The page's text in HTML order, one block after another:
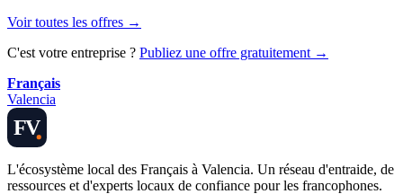
Voir toutes les offres →
C'est votre entreprise ? Publiez une offre gratuitement →
Français
Valencia
FV
L'écosystème local des Français à Valencia. Un réseau d'entraide, de
ressources et d'experts locaux de confiance pour les francophones.